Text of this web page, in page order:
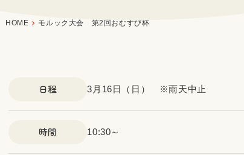
HOME モルック大会 第2回おむすび杯
日程 3月16日（日） ※雨天中止
時間 10:30～